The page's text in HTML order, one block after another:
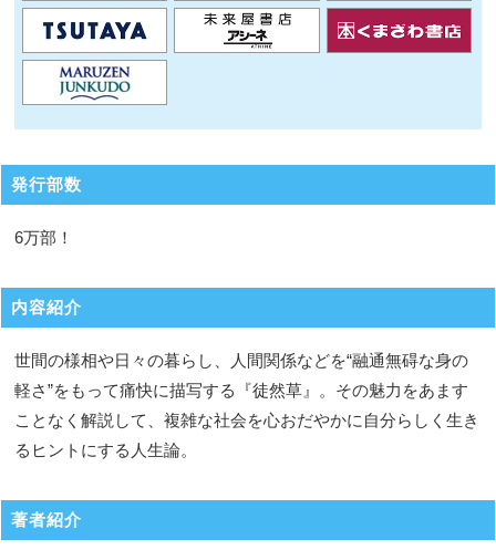
発行部数
6万部！
内容紹介
世間の様相や日々の暮らし、人間関係などを“融通無碍な身の
軽さ”をもって痛快に描写する『徒然草』。その魅力をあます
ことなく解説して、複雑な社会を心おだやかに自分らしく生き
るヒントにする人生論。
著者紹介